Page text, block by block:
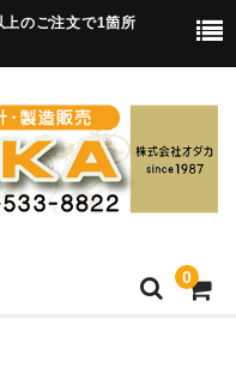
のご注文で1箇所
0